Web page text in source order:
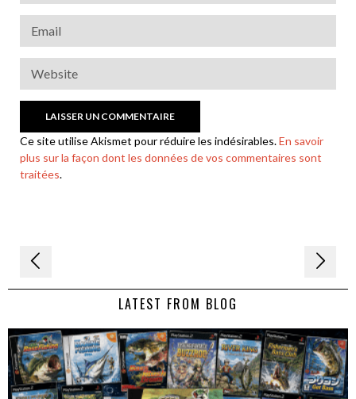
Ce site utilise Akismet pour réduire les indésirables.En savoir
plus sur la façon dont les données de vos commentaires sont
traitées.
Navigation
de LATEST FROM BLOG